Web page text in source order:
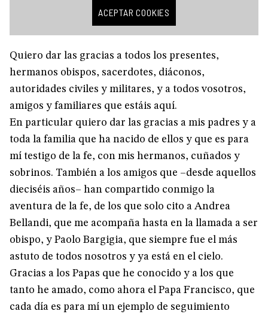
ACEPTAR COOKIES
Quiero dar las gracias a todos los presentes,
hermanos obispos, sacerdotes, diáconos,
autoridades civiles y militares, y a todos vosotros,
amigos y familiares que estáis aquí.
En particular quiero dar las gracias a mis padres y a
toda la familia que ha nacido de ellos y que es para
mí testigo de la fe, con mis hermanos, cuñados y
sobrinos. También a los amigos que –desde aquellos
dieciséis años– han compartido conmigo la
aventura de la fe, de los que solo cito a Andrea
Bellandi, que me acompaña hasta en la llamada a ser
obispo, y Paolo Bargigia, que siempre fue el más
astuto de todos nosotros y ya está en el cielo.
Gracias a los Papas que he conocido y a los que
tanto he amado, como ahora el Papa Francisco, que
cada día es para mí un ejemplo de seguimiento